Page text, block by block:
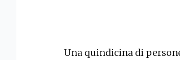
Una quindicina di